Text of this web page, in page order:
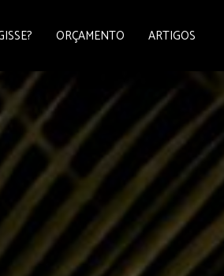
ORÇAMENTO ARTIGOS